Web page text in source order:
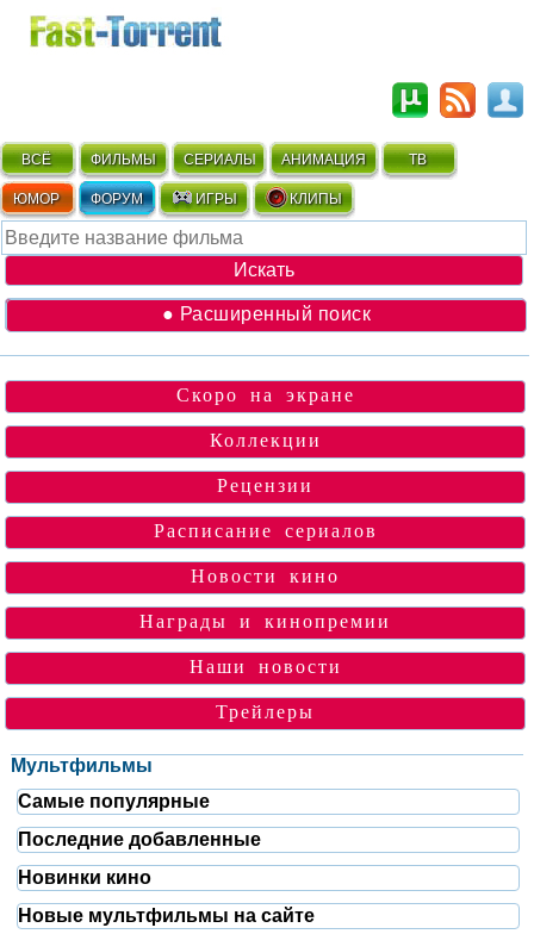
ВСЁ ФИЛЬМЫ СЕРИАЛЫ АНИМАЦИЯ ТВ
ЮМОР ФОРУМ ИГРЫ КЛИПЫ
● Расширенный поиск
Скоро на экране
Коллекции
Рецензии
Расписание сериалов
Новости кино
Награды и кинопремии
Наши новости
Трейлеры
Мультфильмы
Самые популярные
Последние добавленные
Новинки кино
Новые мультфильмы на сайте